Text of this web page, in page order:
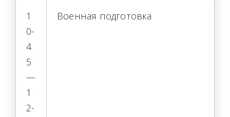
1
0-
4
5
—
1
2-
Военная подготовка